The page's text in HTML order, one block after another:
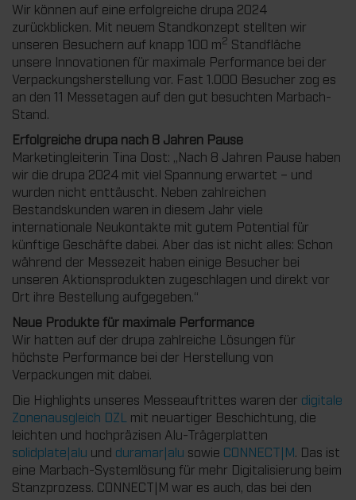
Wir können auf eine erfolgreiche drupa 2024
zurückblicken. Mit neuem Standkonzept stellten wir
unseren Besuchern auf knapp 100 m2 Standfläche
unsere Innovationen für maximale Performance bei der
Verpackungsherstellung vor. Fast 1.000 Besucher zog es
an den 11 Messetagen auf den gut besuchten Marbach-
Stand.
Erfolgreiche drupa nach 8 Jahren Pause
Marketingleiterin Tina Dost: „Nach 8 Jahren Pause haben
wir die drupa 2024 mit viel Spannung erwartet – und
wurden nicht enttäuscht. Neben zahlreichen
Bestandskunden waren in diesem Jahr viele
internationale Neukontakte mit gutem Potential für
künftige Geschäfte dabei. Aber das ist nicht alles: Schon
während der Messezeit haben einige Besucher bei
unseren Aktionsprodukten zugeschlagen und direkt vor
Ort ihre Bestellung aufgegeben.“
Neue Produkte für maximale Performance
Wir hatten auf der drupa zahlreiche Lösungen für
höchste Performance bei der Herstellung von
Verpackungen mit dabei.
Die Highlights unseres Messeauftrittes waren der digitale
Zonenausgleich DZL mit neuartiger Beschichtung, die
leichten und hochpräzisen Alu-Trägerplatten
solidplate|alu und duramar|alu sowie CONNECT|M. Das ist
eine Marbach-Systemlösung für mehr Digitalisierung beim
Stanzprozess. CONNECT|M war es auch, das bei den